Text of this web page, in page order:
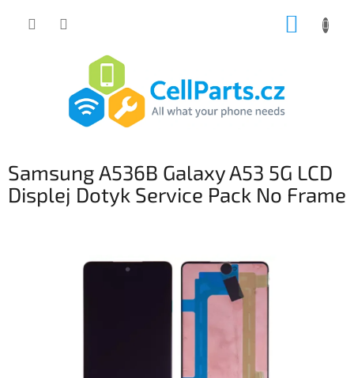
Samsung A536B Galaxy A53 5G LCD
Displej Dotyk Service Pack No Frame